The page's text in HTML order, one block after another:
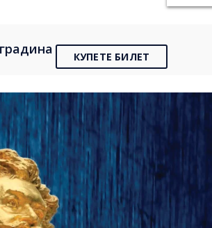
КУПЕТЕ БИЛЕТ